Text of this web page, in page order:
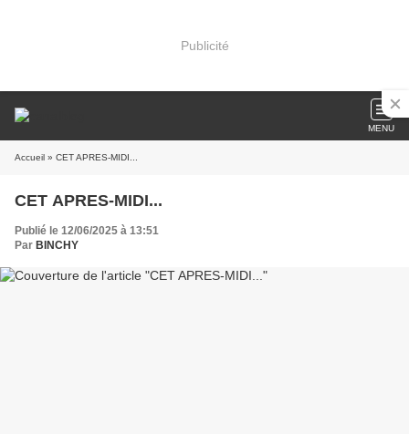
Publicité
MENU
Accueil » CET APRES-MIDI...
CET APRES-MIDI...
Publié le 12/06/2025 à 13:51
Par BINCHY